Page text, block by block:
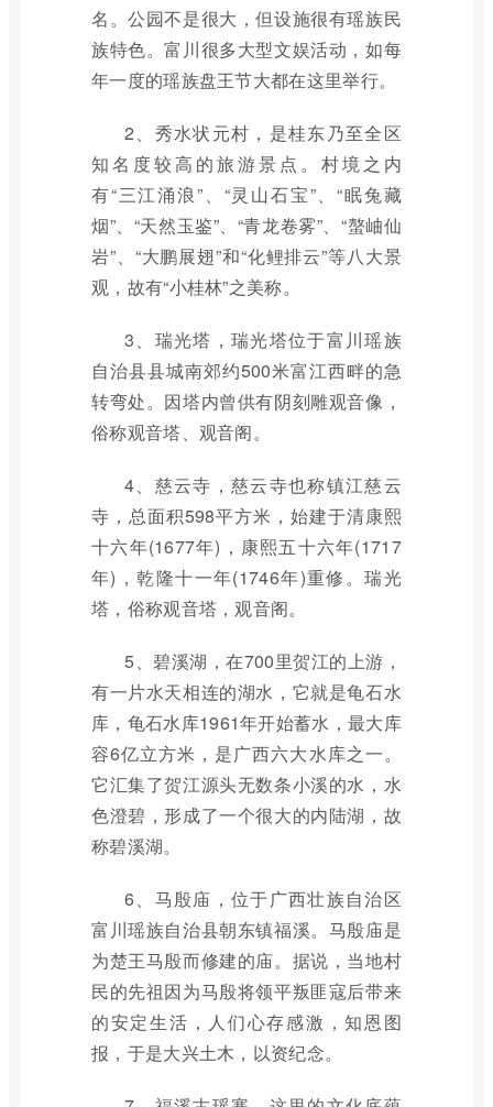
名。公园不是很大，但设施很有瑶族民
族特色。富川很多大型文娱活动，如每
年一度的瑶族盘王节大都在这里举行。
2、秀水状元村，是桂东乃至全区
知名度较高的旅游景点。村境之内
有“三江涌浪”、“灵山石宝”、“眠兔藏
烟”、“天然玉鉴”、“青龙卷雾”、“螯岫仙
岩”、“大鹏展翅”和“化鲤排云”等八大景
观，故有“小桂林”之美称。
3、瑞光塔，瑞光塔位于富川瑶族
自治县县城南郊约500米富江西畔的急
转弯处。因塔内曾供有阴刻雕观音像，
俗称观音塔、观音阁。
4、慈云寺，慈云寺也称镇江慈云
寺，总面积598平方米，始建于清康熙
十六年(1677年)，康熙五十六年(1717
年)，乾隆十一年(1746年)重修。瑞光
塔，俗称观音塔，观音阁。
5、碧溪湖，在700里贺江的上游，
有一片水天相连的湖水，它就是龟石水
库，龟石水库1961年开始蓄水，最大库
容6亿立方米，是广西六大水库之一。
它汇集了贺江源头无数条小溪的水，水
色澄碧，形成了一个很大的内陆湖，故
称碧溪湖。
6、马殷庙，位于广西壮族自治区
富川瑶族自治县朝东镇福溪。马殷庙是
为楚王马殷而修建的庙。据说，当地村
民的先祖因为马殷将领平叛匪寇后带来
的安定生活，人们心存感激，知恩图
报，于是大兴土木，以资纪念。